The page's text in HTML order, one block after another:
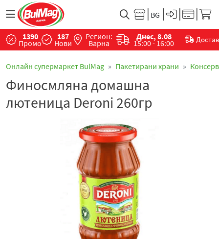
1390
Промо
187
Нови
Регион:
Варна
Днес, 8.08
15:00 - 16:00
Онлайн супермаркет BulMag Пакетирани храни
Финосмляна домашна
лютеница Deroni 260гр